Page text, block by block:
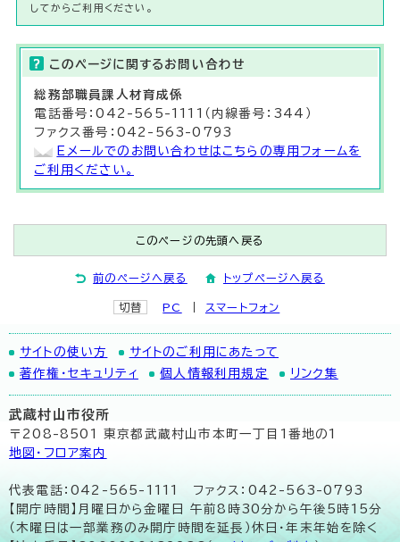
してからご利用ください。
このページに関する お問い合わせ
総務部職員課 人材育成係
電話番号：042-565-1111（内線番号：344）
ファクス番号：042-563-0793
Eメールでのお問い合わせはこちらの専用フォームを
ご利用ください。
このページの先頭へ戻る
前のページへ戻る トップページへ戻る
切替 PC スマートフォン
サイトの使い方
サイトのご利用にあたって
著作権・セキュリティ
個人情報利用規定 リンク集
武蔵村山市役所
〒208-8501 東京都武蔵村山市本町一丁目1番地の1
地図･フロア案内
代表電話：042-565-1111 ファクス：042-563-0793
【開庁時間】月曜日から金曜日 午前8時30分から午後5時15分
（木曜日は一部業務のみ開庁時間を延長）休日・年末年始を除く